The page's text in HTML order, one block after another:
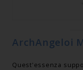
ArchAngeloi
Quest'essenza